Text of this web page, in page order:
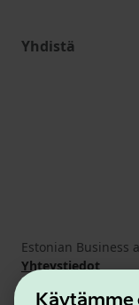
Käytämme
Yhdistä
Estonian Business
Yhteystiedot
Yhteistyökumppanit